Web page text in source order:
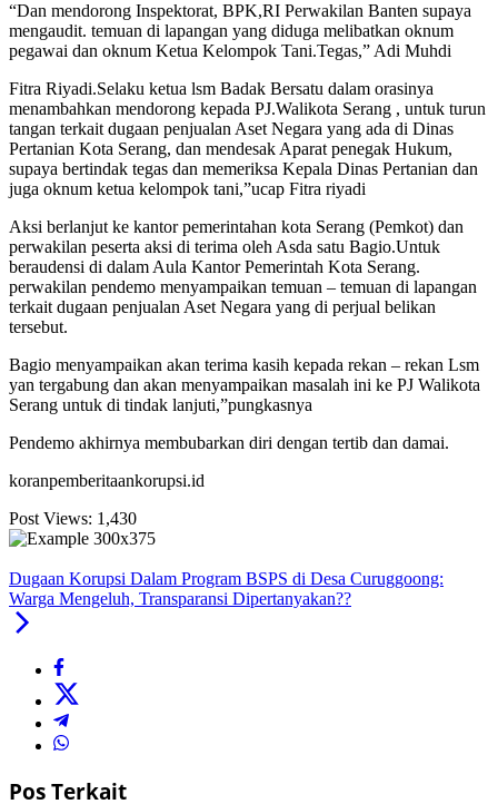
“Dan mendorong Inspektorat, BPK,RI Perwakilan Banten supaya
mengaudit. temuan di lapangan yang diduga melibatkan oknum
pegawai dan oknum Ketua Kelompok Tani.Tegas,” Adi Muhdi
Fitra Riyadi.Selaku ketua lsm Badak Bersatu dalam orasinya
menambahkan mendorong kepada PJ.Walikota Serang , untuk turun
tangan terkait dugaan penjualan Aset Negara yang ada di Dinas
Pertanian Kota Serang, dan mendesak Aparat penegak Hukum,
supaya bertindak tegas dan memeriksa Kepala Dinas Pertanian dan
juga oknum ketua kelompok tani,”ucap Fitra riyadi
Aksi berlanjut ke kantor pemerintahan kota Serang (Pemkot) dan
perwakilan peserta aksi di terima oleh Asda satu Bagio.Untuk
beraudensi di dalam Aula Kantor Pemerintah Kota Serang.
perwakilan pendemo menyampaikan temuan – temuan di lapangan
terkait dugaan penjualan Aset Negara yang di perjual belikan
tersebut.
Bagio menyampaikan akan terima kasih kepada rekan – rekan Lsm
yan tergabung dan akan menyampaikan masalah ini ke PJ Walikota
Serang untuk di tindak lanjuti,”pungkasnya
Pendemo akhirnya membubarkan diri dengan tertib dan damai.
koranpemberitaankorupsi.id
Post Views: 1,430
Dugaan Korupsi Dalam Program BSPS di Desa Curuggoong:
Warga Mengeluh, Transparansi Dipertanyakan??
Pos Terkait